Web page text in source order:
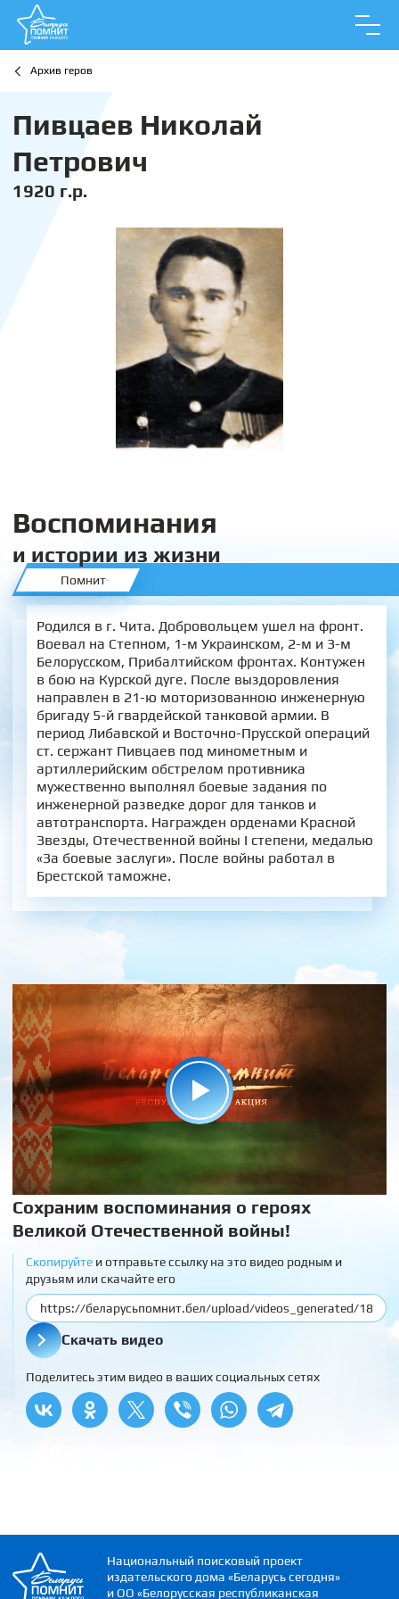
Архив геров
Пивцаев Николай
Петрович
1920 г.р.
Воспоминания
и истории из жизни
Помнит
Родился в г. Чита. Добровольцем ушел на фронт.
Воевал на Степном, 1-м Украинском, 2-м и 3-м
Белорусском, Прибалтийском фронтах. Контужен
в бою на Курской дуге. После выздоровления
направлен в 21-ю моторизованною инженерную
бригаду 5-й гвардейской танковой армии. В
период Либавской и Восточно-Прусской операций
ст. сержант Пивцаев под минометным и
артиллерийским обстрелом противника
мужественно выполнял боевые задания по
инженерной разведке дорог для танков и
автотранспорта. Награжден орденами Красной
Звезды, Отечественной войны I степени, медалью
«За боевые заслуги». После войны работал в
Брестской таможне.
Сохраним воспоминания о героях
Великой Отечественной войны!
Скопируйтеи отправьте ссылку на это видео родным и
друзьям или скачайте его
Скачать видео
Поделитесь этим видео в ваших социальных сетях
Национальный поисковый проект
издательского дома «Беларусь сегодня»
и ОО «Белорусская республиканская